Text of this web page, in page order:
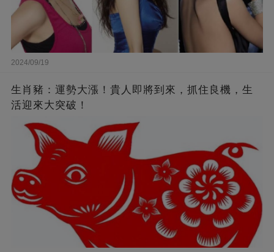
2024/09/19
生肖豬：運勢大漲！貴人即將到來，抓住良機，生
活迎來大突破！